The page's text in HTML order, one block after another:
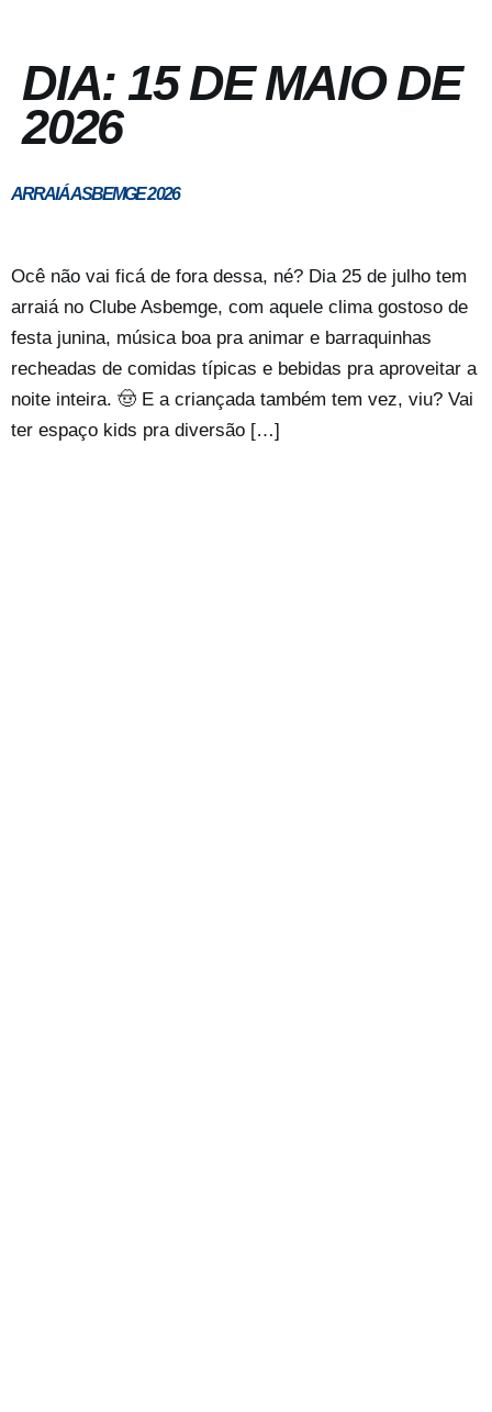
DIA: 15 DE MAIO DE
2026
ARRAIÁ ASBEMGE 2026
Ocê não vai ficá de fora dessa, né? Dia 25 de julho tem
arraiá no Clube Asbemge, com aquele clima gostoso de
festa junina, música boa pra animar e barraquinhas
recheadas de comidas típicas e bebidas pra aproveitar a
noite inteira. 🤠 E a criançada também tem vez, viu? Vai
ter espaço kids pra diversão […]